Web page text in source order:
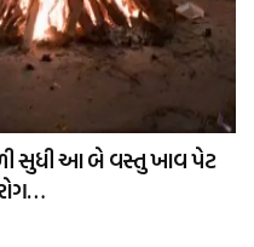
સુધી આ બે વસ્તુ ખાવ પેટ